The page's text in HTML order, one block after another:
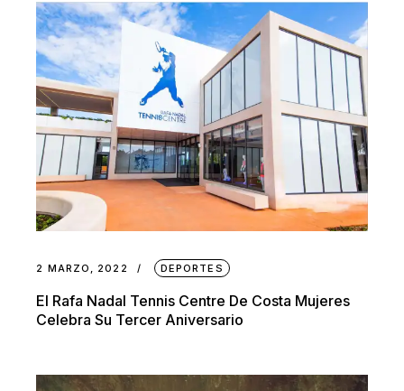
2 MARZO, 2022 DEPORTES
El Rafa Nadal Tennis Centre De Costa Mujeres
Celebra Su Tercer Aniversario